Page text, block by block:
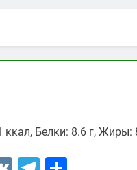
ккал, Белки: 8.6 г, Жиры: